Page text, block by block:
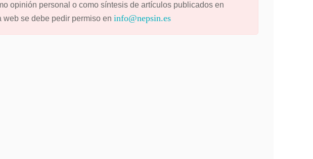
opinión personal o como síntesis de artículos publicados en
se debe pedir permiso en info@nepsin.es